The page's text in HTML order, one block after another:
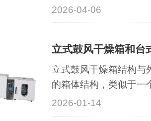
用环境的严酷程度来确
GB/T 2423.3)，或交变
GB/T 2423.3)典型温
93%···
2026-04-06
立式鼓风干燥箱和台
立式鼓风干燥箱结构与
的箱体结构，类似于一
面积相对较小，但整体
特点与优势：大容量：
2026-01-14